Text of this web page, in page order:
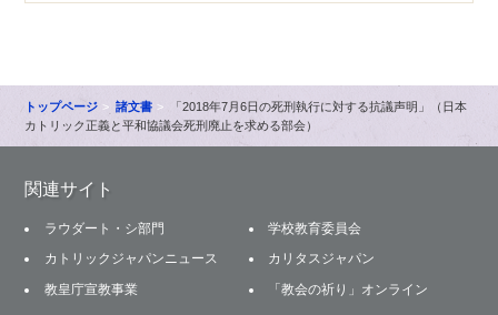
トップページ 諸文書
「2018年7月6日の死刑執行に対する抗議声明」（日本
カトリック正義と平和協議会死刑廃止を求める部会）
関連サイト
ラウダート・シ部門
学校教育委員会
カトリックジャパンニュース
カリタスジャパン
教皇庁宣教事業
「教会の祈り」オンライン